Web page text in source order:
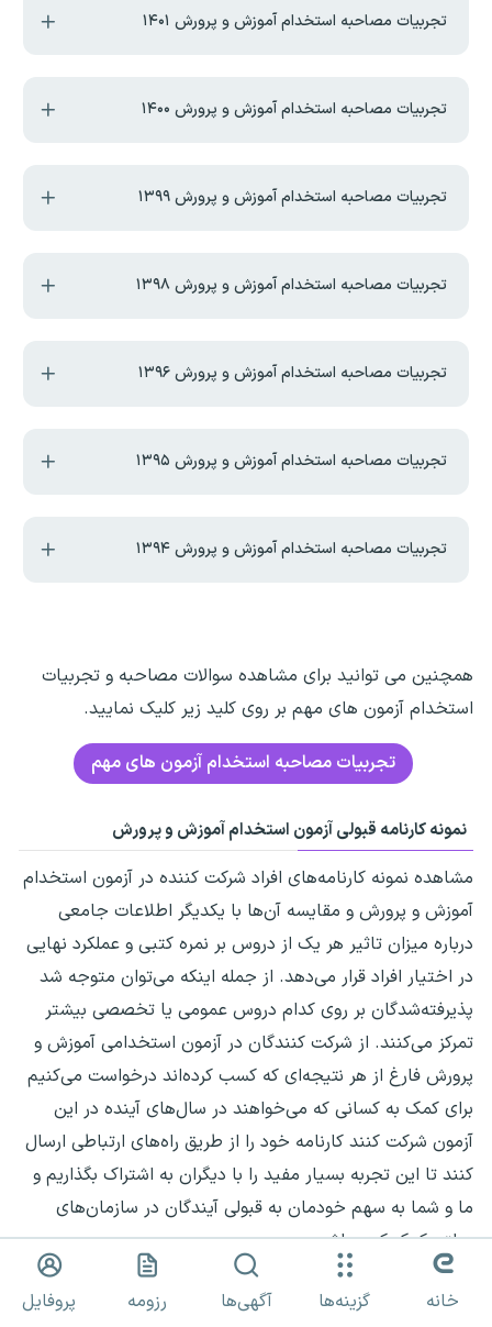
تجربیات مصاحبه استخدام آموزش و پرورش ۱۴۰۱
تجربیات مصاحبه استخدام آموزش و پرورش ۱۴۰۰
تجربیات مصاحبه استخدام آموزش و پرورش ۱۳۹۹
تجربیات مصاحبه استخدام آموزش و پرورش ۱۳۹۸
تجربیات مصاحبه استخدام آموزش و پرورش ۱۳۹۶
تجربیات مصاحبه استخدام آموزش و پرورش ۱۳۹۵
تجربیات مصاحبه استخدام آموزش و پرورش ۱۳۹۴
همچنین می توانید برای مشاهده سوالات مصاحبه و تجربیات
استخدام آزمون های مهم بر روی کلید زیر کلیک نمایید.
تجربیات مصاحبه استخدام آزمون های مهم
نمونه کارنامه قبولی آزمون استخدام آموزش و پرورش
مشاهده نمونه کارنامه‌های افراد شرکت کننده در آزمون استخدام
آموزش و پرورش و مقایسه آن‌ها با یکدیگر اطلاعات جامعی
درباره میزان تاثیر هر یک از دروس بر نمره کتبی و عملکرد نهایی
در اختیار افراد قرار می‌دهد. از جمله اینکه می‌توان متوجه شد
پذیرفته‌شدگان بر روی کدام دروس عمومی یا تخصصی بیشتر
تمرکز می‌کنند. از شرکت کنندگان در آزمون استخدامی آموزش و
پرورش فارغ از هر نتیجه‌ای که کسب کرده‌اند درخواست می‌کنیم
برای کمک به کسانی که می‌خواهند در سال‌های آینده در این
آزمون شرکت کنند کارنامه خود را از طریق راه‌های ارتباطی ارسال
کنند تا این تجربه بسیار مفید را با دیگران به اشتراک بگذاریم و
ما و شما به سهم خودمان به قبولی آیندگان در سازمان‌های
دولتی کمک کرده باشیم.
خانه گزینه‌ها آگهی‌ها رزومه پروفایل